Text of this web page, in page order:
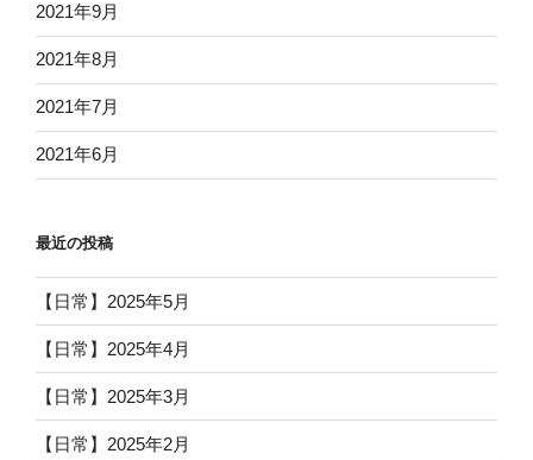
2021年9月
2021年8月
2021年7月
2021年6月
最近の投稿
【日常】2025年5月
【日常】2025年4月
【日常】2025年3月
【日常】2025年2月